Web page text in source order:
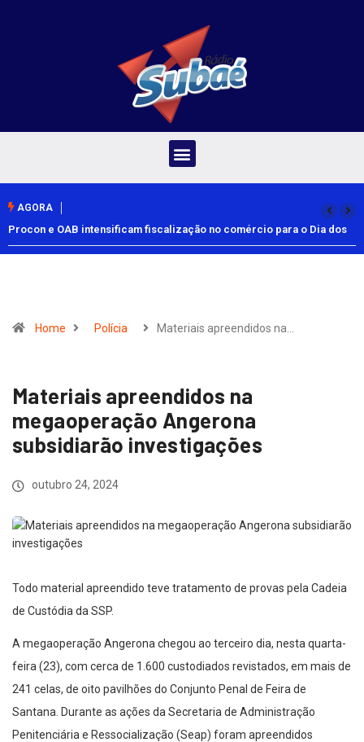
AGORA
Procon e OAB intensificam fiscalização no comércio para o Dia dos
Pais
Home Polícia Materiais apreendidos na…
Materiais apreendidos na
megaoperação Angerona
subsidiarão investigações
outubro 24, 2024
Todo material apreendido teve tratamento de provas pela Cadeia
de Custódia da SSP.
A megaoperação Angerona chegou ao terceiro dia, nesta quarta-
feira (23), com cerca de 1.600 custodiados revistados, em mais de
241 celas, de oito pavilhões do Conjunto Penal de Feira de
Santana. Durante as ações da Secretaria de Administração
Penitenciária e Ressocialização (Seap) foram apreendidos